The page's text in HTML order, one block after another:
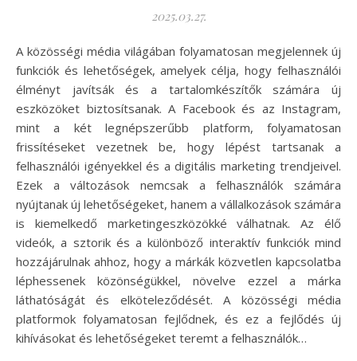
2025.03.27.
A közösségi média világában folyamatosan megjelennek új
funkciók és lehetőségek, amelyek célja, hogy felhasználói
élményt javítsák és a tartalomkészítők számára új
eszközöket biztosítsanak. A Facebook és az Instagram,
mint a két legnépszerűbb platform, folyamatosan
frissítéseket vezetnek be, hogy lépést tartsanak a
felhasználói igényekkel és a digitális marketing trendjeivel.
Ezek a változások nemcsak a felhasználók számára
nyújtanak új lehetőségeket, hanem a vállalkozások számára
is kiemelkedő marketingeszközökké válhatnak. Az élő
videók, a sztorik és a különböző interaktív funkciók mind
hozzájárulnak ahhoz, hogy a márkák közvetlen kapcsolatba
léphessenek közönségükkel, növelve ezzel a márka
láthatóságát és elköteleződését. A közösségi média
platformok folyamatosan fejlődnek, és ez a fejlődés új
kihívásokat és lehetőségeket teremt a felhasználók…